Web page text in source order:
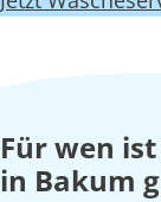
Für wen
in Bakum